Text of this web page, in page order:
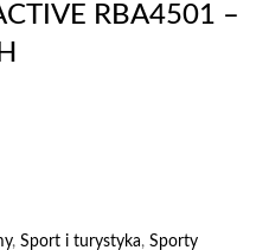
RBA4501 –
, Sport i turystyka, Sporty